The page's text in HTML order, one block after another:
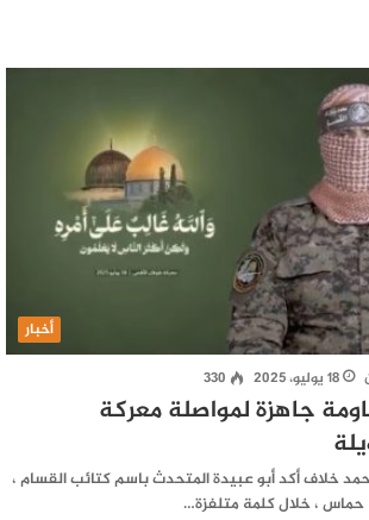
أخبار
18 يوليو، 2025 330
جاهزة لمواصلة معركة
خلاف أكد أبو عبيدة المتحدث باسم كتائب القسام ،
حماس ، خلال كلمة متلفزة…